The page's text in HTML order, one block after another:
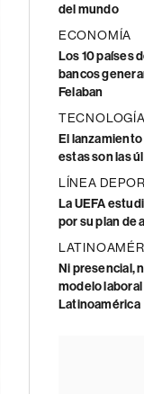
del mundo
ECONOMÍA
Los 10 países
bancos
Felaban
TECNOLOGÍA
El lanzamiento
estas son las
LÍNEA
La UEFA
por su plan de
Ni presencial,
modelo
Latinoamérica